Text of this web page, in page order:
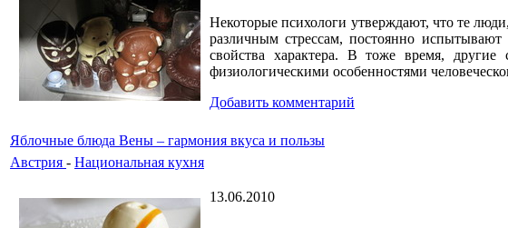
Некоторые психологи утверждают, что те
различным стрессам, постоянно
свойства характера. В тоже время,
физиологическими особенностями
Добавить комментарий
Яблочные блюда Вены – гармония вкуса и пользы
Австрия - Национальная кухня
13.06.2010